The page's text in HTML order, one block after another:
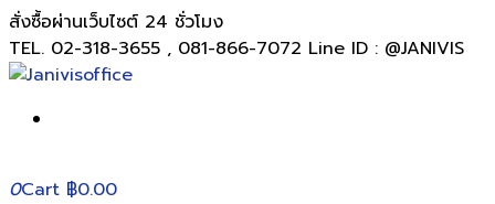
สั่งซื้อผ่านเว็บไซต์ 24 ชั่วโมง
TEL. 02-318-3655 , 081-866-7072 Line ID : @JANIVIS
0Cart ฿0.00